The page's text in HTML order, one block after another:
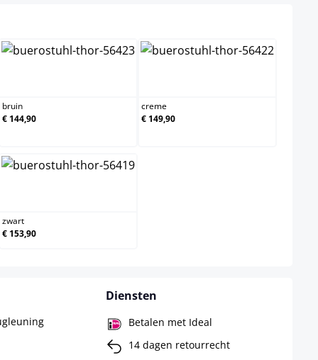
bruin
€ 144,90
creme
€ 149,90
zwart
€ 153,90
Diensten
Betalen met Ideal
14 dagen retourrecht